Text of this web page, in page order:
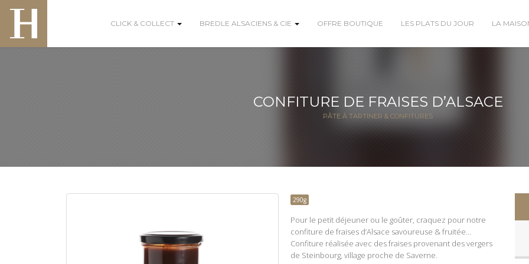
CLICK & COLLECT BREDLE ALSACIENS & CIE OFFRE BOUTIQUE LES PLATS DU JOUR LA
CONFITURE DE FRAISES D’ALSACE
PÂTE À TARTINER & CONFITURES
290g
Pour le petit déjeuner ou le goûter, craquez pour notre
confiture de fraises d’Alsace savoureuse & fruitée…
Confiture réalisée avec des fraises provenant des vergers
de Steinbourg, village proche de Saverne.